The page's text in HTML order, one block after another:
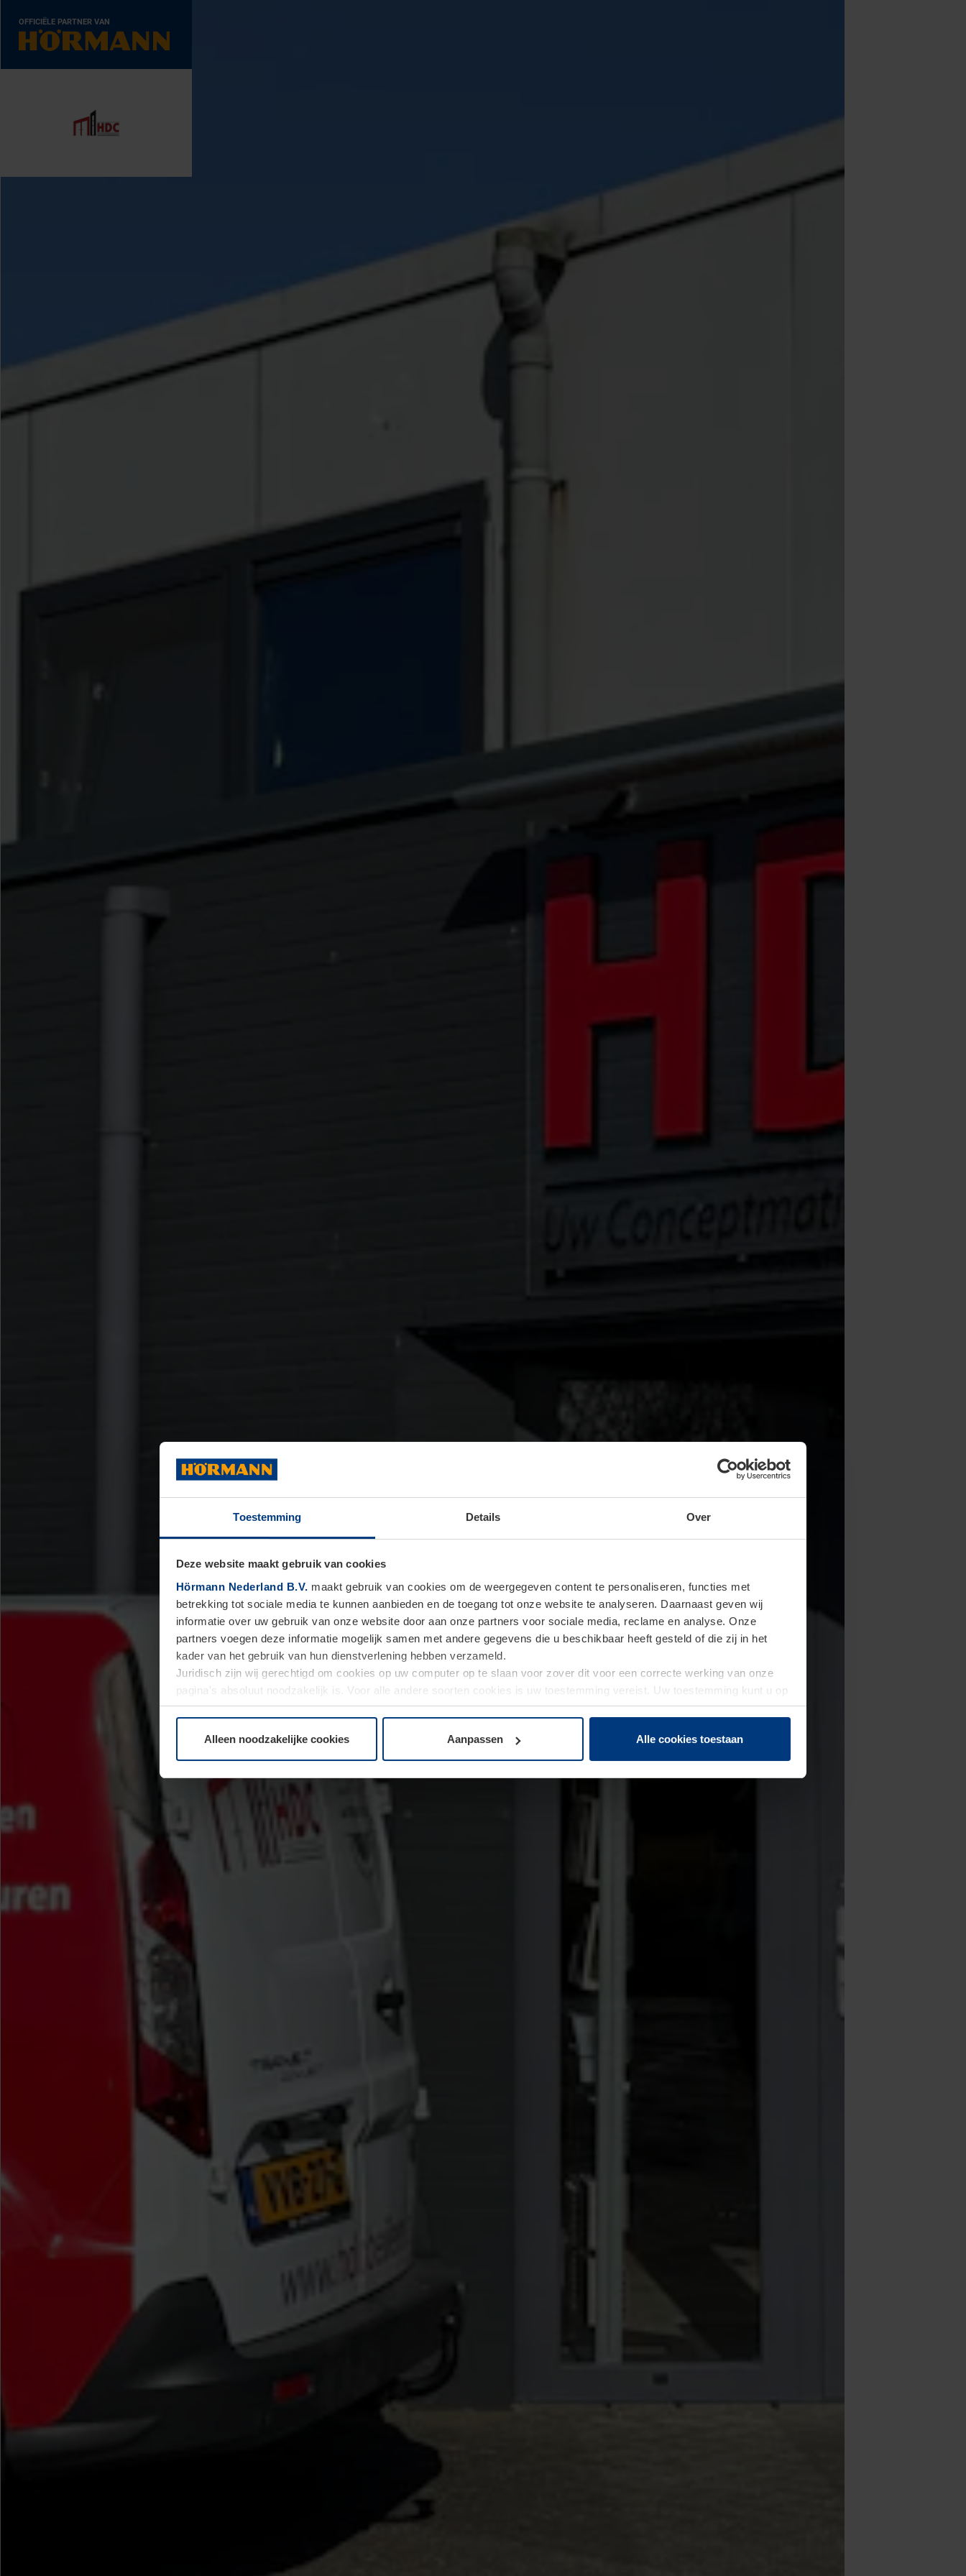
Toestemming Details Over
Deze website maakt gebruik van cookies
Hörmann Nederland B.V. maakt gebruik van cookies om de weergegeven content te personaliseren, functies met
betrekking tot sociale media te kunnen aanbieden en de toegang tot onze website te analyseren. Daarnaast geven wij
informatie over uw gebruik van onze website door aan onze partners voor sociale media, reclame en analyse. Onze
partners voegen deze informatie mogelijk samen met andere gegevens die u beschikbaar heeft gesteld of die zij in het
kader van het gebruik van hun dienstverlening hebben verzameld.
Juridisch zijn wij gerechtigd om cookies op uw computer op te slaan voor zover dit voor een correcte werking van onze
pagina's absoluut noodzakelijk is. Voor alle andere soorten cookies is uw toestemming vereist. Uw toestemming kunt u op
elk moment bij de uitleg van de cookies op paginaprivacyverklaringop onze website wijzigen of herroepen.
Alleen noodzakelijke cookies Aanpassen Alle cookies toestaan
OFFICIËLE PARTNER VAN